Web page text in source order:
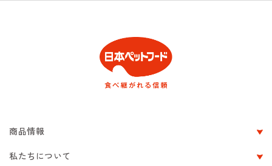
商品情報
私たちについて